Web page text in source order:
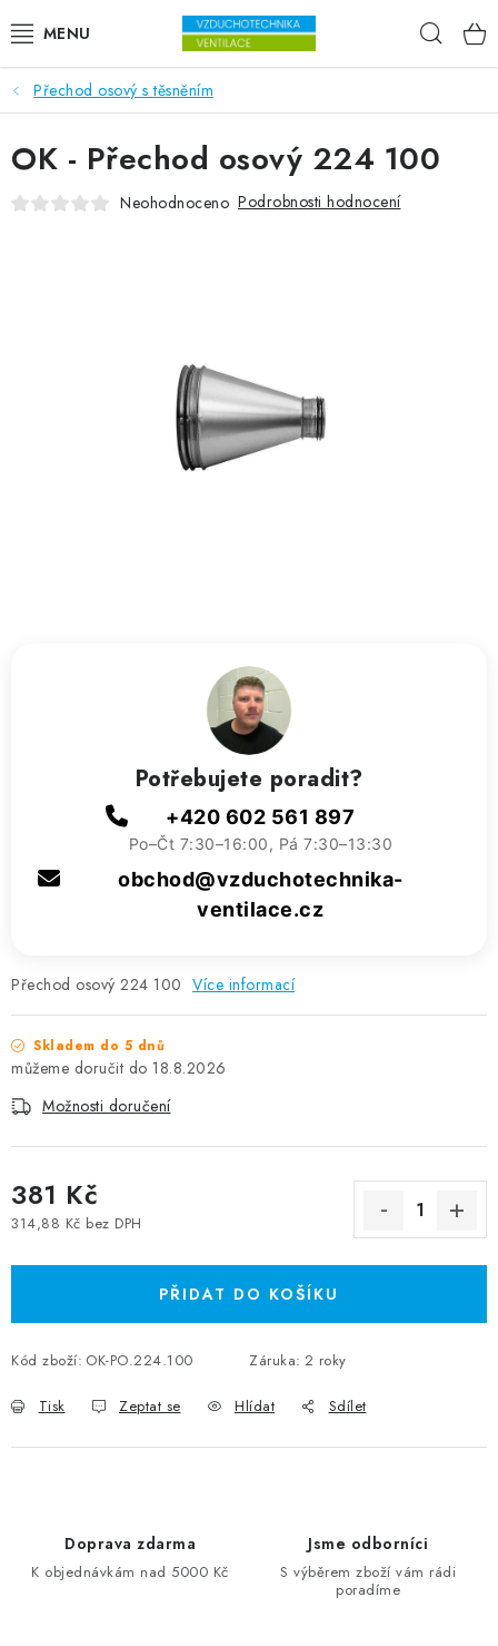
VENTILÁTORY
VZDUCHOTECHNIKA
REKUPERACE
Reference a zkušenosti
Rady a tipy
Kontakty
Přechod osový s těsněním
Přechod osový 224 100 Více informací
Skladem do 5 dnů
18.8.2026
Možnosti doručení
381 Kč
314,88 Kč bez DPH
PŘIDAT DO KOŠÍKU
Kód zboží: OK-PO.224.100 Záruka: 2 roky
Tisk Zeptat se Hlídat Sdílet
OK - Přechod osový 224 100
Neohodnoceno Podrobnosti hodnocení
Potřebujete poradit?
+420 602 561 897
Po–Čt 7:30–16:00, Pá 7:30–13:30
obchod@vzduchotechnika-
ventilace.cz
Doprava zdarma
K objednávkám nad 5000 Kč
Jsme odborníci
S výběrem zboží vám rádi
poradíme